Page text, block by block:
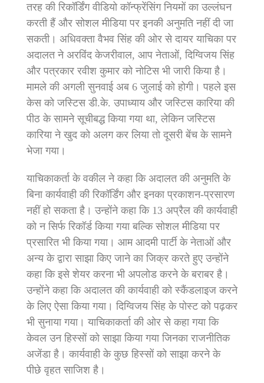
तरह की रिकॉर्डिंग वीडियो कॉन्फ्रेंसिंग नियमों का उल्लंघन
करती हैं और सोशल मीडिया पर इनकी अनुमति नहीं दी जा
सकती। अधिवक्ता वैभव सिंह की ओर से दायर याचिका पर
अदालत ने अरविंद केजरीवाल, आप नेताओं, दिग्विजय सिंह
और पत्रकार रवीश कुमार को नोटिस भी जारी किया है।
मामले की अगली सुनवाई अब 6 जुलाई को होगी। पहले इस
केस को जस्टिस डी.के. उपाध्याय और जस्टिस कारिया की
पीठ के सामने सूचीबद्ध किया गया था, लेकिन जस्टिस
कारिया ने खुद को अलग कर लिया तो दूसरी बेंच के सामने
भेजा गया।
याचिकाकर्ता के वकील ने कहा कि अदालत की अनुमति के
बिना कार्यवाही की रिकॉर्डिंग और इनका प्रकाशन-प्रसारण
नहीं हो सकता है। उन्होंने कहा कि 13 अप्रैल की कार्यवाही
को न सिर्फ रिकॉर्ड किया गया बल्कि सोशल मीडिया पर
प्रसारित भी किया गया। आम आदमी पार्टी के नेताओं और
अन्य के द्वारा साझा किए जाने का जिक्र करते हुए उन्होंने
कहा कि इसे शेयर करना भी अपलोड करने के बराबर है।
उन्होंने कहा कि अदालत की कार्यवाही को स्कैंडलाइज करने
के लिए ऐसा किया गया। दिग्विजय सिंह के पोस्ट को पढ़कर
भी सुनाया गया। याचिकाकर्ता की ओर से कहा गया कि
केवल उन हिस्सों को साझा किया गया जिनका राजनीतिक
अजेंडा है। कार्यवाही के कुछ हिस्सों को साझा करने के
पीछे वृहत साजिश है।